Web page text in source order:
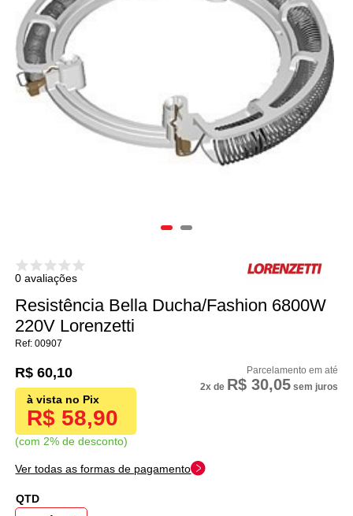
0 avaliações
Resistência Bella Ducha/Fashion 6800W
220V Lorenzetti
00907
R$ 58,90
com 2% de desconto
R$ 60,10
2x de R$ 30,05sem juros
Ver todas as formas de pagamento